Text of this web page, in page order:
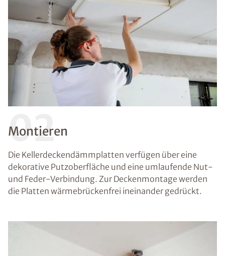
02
Montieren
Die Kellerdeckendämmplatten verfügen über eine
dekorative Putzoberfläche und eine umlaufende Nut-
und Feder-Verbindung. Zur Deckenmontage werden
die Platten wärmebrückenfrei ineinander gedrückt.